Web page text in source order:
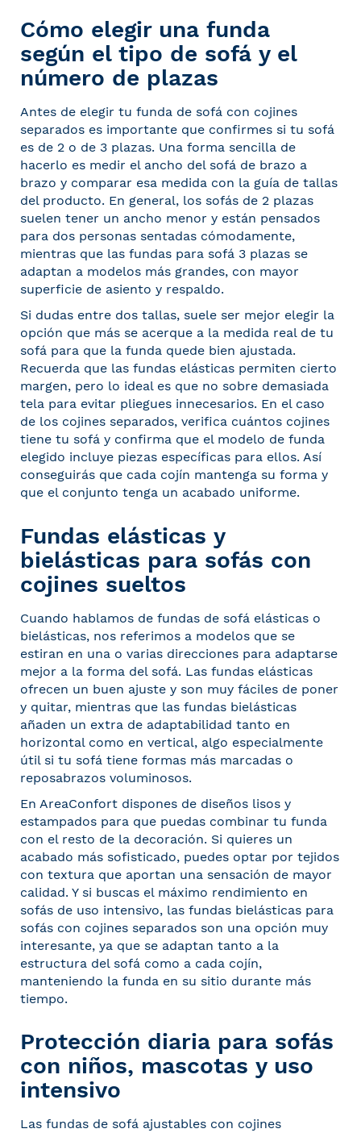
Cómo elegir una funda
según el tipo de sofá y el
número de plazas
Antes de elegir tu funda de sofá con cojines
separados es importante que confirmes si tu sofá
es de 2 o de 3 plazas. Una forma sencilla de
hacerlo es medir el ancho del sofá de brazo a
brazo y comparar esa medida con la guía de tallas
del producto. En general, los sofás de 2 plazas
suelen tener un ancho menor y están pensados
para dos personas sentadas cómodamente,
mientras que las fundas para sofá 3 plazas se
adaptan a modelos más grandes, con mayor
superficie de asiento y respaldo.
Si dudas entre dos tallas, suele ser mejor elegir la
opción que más se acerque a la medida real de tu
sofá para que la funda quede bien ajustada.
Recuerda que las fundas elásticas permiten cierto
margen, pero lo ideal es que no sobre demasiada
tela para evitar pliegues innecesarios. En el caso
de los cojines separados, verifica cuántos cojines
tiene tu sofá y confirma que el modelo de funda
elegido incluye piezas específicas para ellos. Así
conseguirás que cada cojín mantenga su forma y
que el conjunto tenga un acabado uniforme.
Fundas elásticas y
bielásticas para sofás con
cojines sueltos
Cuando hablamos de fundas de sofá elásticas o
bielásticas, nos referimos a modelos que se
estiran en una o varias direcciones para adaptarse
mejor a la forma del sofá. Las fundas elásticas
ofrecen un buen ajuste y son muy fáciles de poner
y quitar, mientras que las fundas bielásticas
añaden un extra de adaptabilidad tanto en
horizontal como en vertical, algo especialmente
útil si tu sofá tiene formas más marcadas o
reposabrazos voluminosos.
En AreaConfort dispones de diseños lisos y
estampados para que puedas combinar tu funda
con el resto de la decoración. Si quieres un
acabado más sofisticado, puedes optar por tejidos
con textura que aportan una sensación de mayor
calidad. Y si buscas el máximo rendimiento en
sofás de uso intensivo, las fundas bielásticas para
sofás con cojines separados son una opción muy
interesante, ya que se adaptan tanto a la
estructura del sofá como a cada cojín,
manteniendo la funda en su sitio durante más
tiempo.
Protección diaria para sofás
con niños, mascotas y uso
intensivo
Las fundas de sofá ajustables con cojines